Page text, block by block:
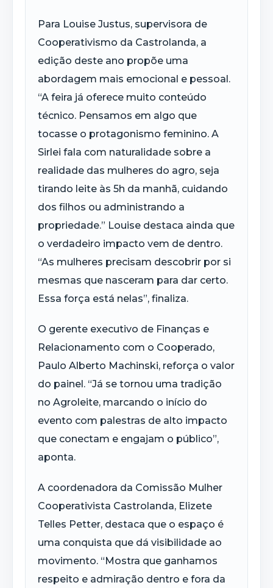
Para Louise Justus, supervisora de
Cooperativismo da Castrolanda, a
edição deste ano propõe uma
abordagem mais emocional e pessoal.
“A feira já oferece muito conteúdo
técnico. Pensamos em algo que
tocasse o protagonismo feminino. A
Sirlei fala com naturalidade sobre a
realidade das mulheres do agro, seja
tirando leite às 5h da manhã, cuidando
dos filhos ou administrando a
propriedade.” Louise destaca ainda que
o verdadeiro impacto vem de dentro.
“As mulheres precisam descobrir por si
mesmas que nasceram para dar certo.
Essa força está nelas”, finaliza.
O gerente executivo de Finanças e
Relacionamento com o Cooperado,
Paulo Alberto Machinski, reforça o valor
do painel. “Já se tornou uma tradição
no Agroleite, marcando o início do
evento com palestras de alto impacto
que conectam e engajam o público”,
aponta.
A coordenadora da Comissão Mulher
Cooperativista Castrolanda, Elizete
Telles Petter, destaca que o espaço é
uma conquista que dá visibilidade ao
movimento. “Mostra que ganhamos
respeito e admiração dentro e fora da